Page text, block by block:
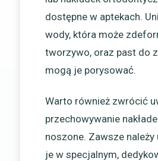
dostępne w aptekach.
wody, która może
tworzywo, oraz past do
mogą je porysować.
Warto również zwrócić
przechowywanie
noszone. Zawsze
je w specjalnym,